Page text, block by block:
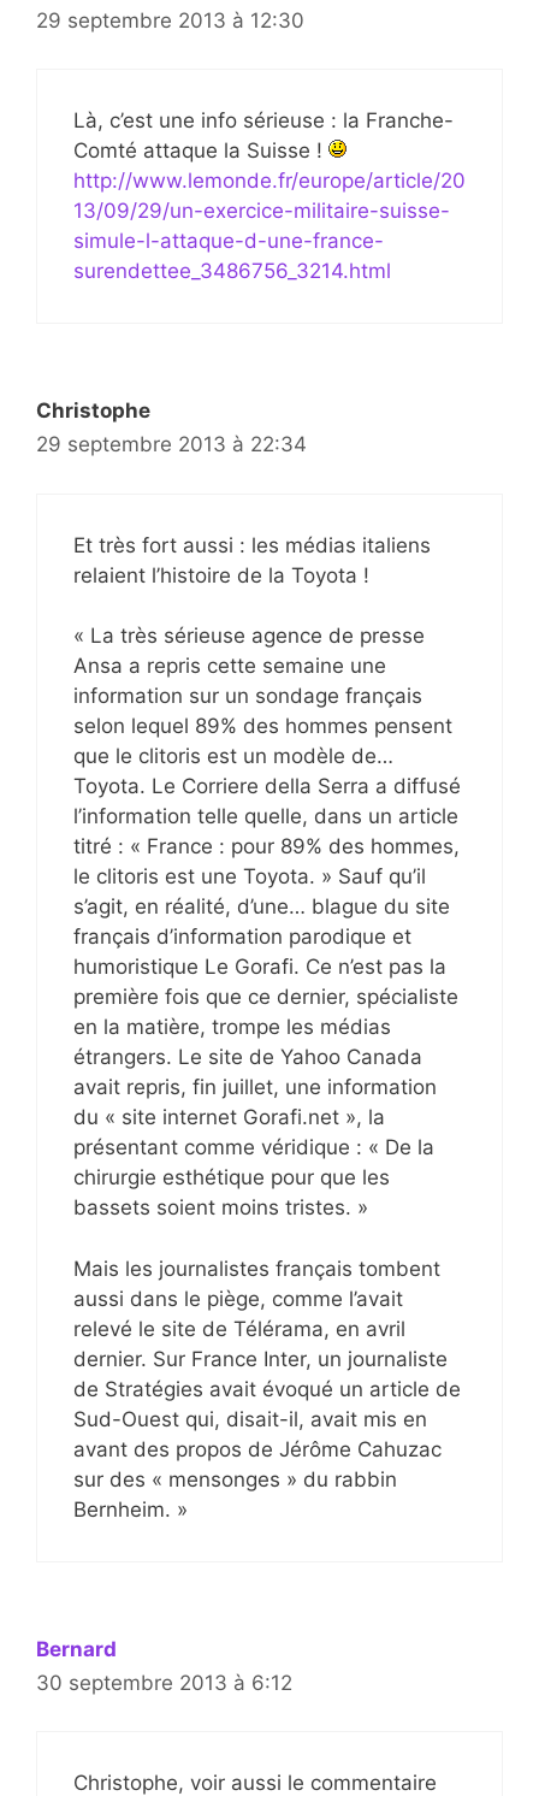
29 septembre 2013 à 12:30
Là, c’est une info sérieuse : la Franche-
Comté attaque la Suisse !
http://www.lemonde.fr/europe/article/20
13/09/29/un-exercice-militaire-suisse-
simule-l-attaque-d-une-france-
surendettee_3486756_3214.html
Christophe
29 septembre 2013 à 22:34
Et très fort aussi : les médias italiens
relaient l’histoire de la Toyota !
« La très sérieuse agence de presse
Ansa a repris cette semaine une
information sur un sondage français
selon lequel 89% des hommes pensent
que le clitoris est un modèle de…
Toyota. Le Corriere della Serra a diffusé
l’information telle quelle, dans un article
titré : « France : pour 89% des hommes,
le clitoris est une Toyota. » Sauf qu’il
s’agit, en réalité, d’une… blague du site
français d’information parodique et
humoristique Le Gorafi. Ce n’est pas la
première fois que ce dernier, spécialiste
en la matière, trompe les médias
étrangers. Le site de Yahoo Canada
avait repris, fin juillet, une information
du « site internet Gorafi.net », la
présentant comme véridique : « De la
chirurgie esthétique pour que les
bassets soient moins tristes. »
Mais les journalistes français tombent
aussi dans le piège, comme l’avait
relevé le site de Télérama, en avril
dernier. Sur France Inter, un journaliste
de Stratégies avait évoqué un article de
Sud-Ouest qui, disait-il, avait mis en
avant des propos de Jérôme Cahuzac
sur des « mensonges » du rabbin
Bernheim. »
Bernard
30 septembre 2013 à 6:12
Christophe, voir aussi le commentaire